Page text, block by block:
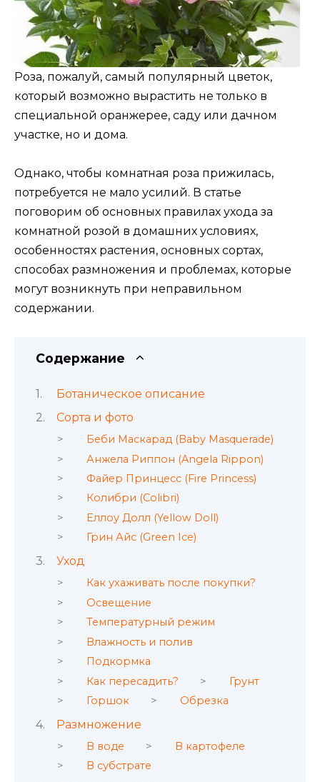
Роза, пожалуй, самый популярный цветок,
который возможно вырастить не только в
специальной оранжерее, саду или дачном
участке, но и дома.
Однако, чтобы комнатная роза прижилась,
потребуется не мало усилий. В статье
поговорим об основных правилах ухода за
комнатной розой в домашних условиях,
особенностях растения, основных сортах,
способах размножения и проблемах, которые
могут возникнуть при неправильном
содержании.
Содержание
Ботаническое описание
Сорта и фото
Беби Маскарад (Baby Masquerade)
Анжела Риппон (Angela Rippon)
Файер Принцесс (Fire Princess)
Колибри (Colibri)
Еллоу Долл (Yellow Doll)
Грин Айс (Green Ice)
Уход
Как ухаживать после покупки?
Освещение
Температурный режим
Влажность и полив
Подкормка
Как пересадить?
Грунт
Горшок
Обрезка
Размножение
В воде
В картофеле
В субстрате